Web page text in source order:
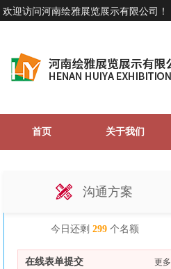
欢迎访问河南绘雅展览展示有限公司 ！
首页 关于我们
在线表单提交 更多
沟通方案
今日还剩 299 个名额